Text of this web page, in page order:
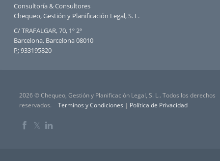
Consultoría & Consultores
Chequeo, Gestión y Planificación Legal, S. L.
C/ TRAFALGAR, 70, 1º 2ª
Barcelona, Barcelona 08010
P:933195820
2026 © Chequeo, Gestión y Planificación Legal, S. L.. Todos los derechos
reservados.
Terminos y Condiciones | Política de Privacidad
𝕏